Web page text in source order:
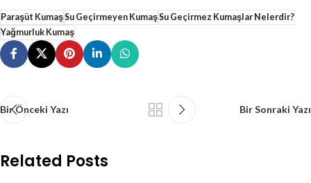
Paraşüt KumaşSu Geçirmeyen KumaşSu Geçirmez Kumaşlar Nelerdir?
Yağmurluk Kumaş
Bir Önceki Yazı Bir Sonraki Yazı
Related Posts